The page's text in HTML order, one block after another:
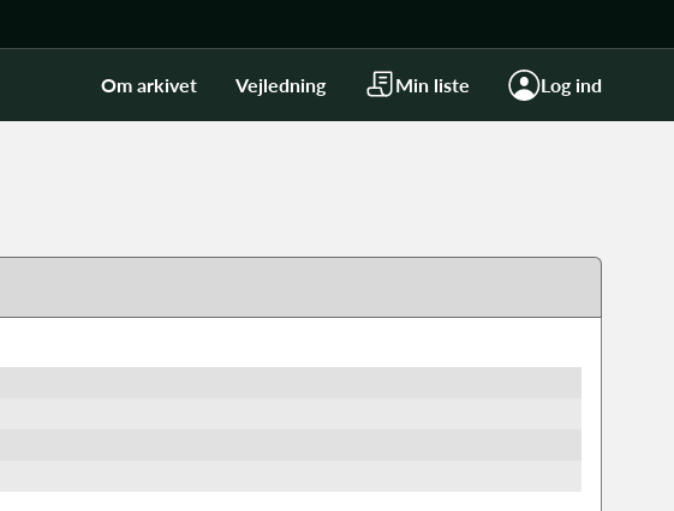
Om arkivet Vejledning Min liste Log ind